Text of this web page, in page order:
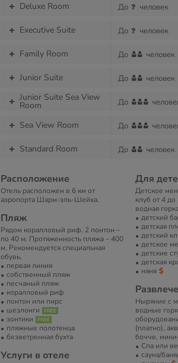
Deluxe Room До человек
Executive Suite До человек
Family Room До человек
Junior Suite До человек
Junior Suite Sea View
Room До
Sea View Room До
Standard Room До человек
Расположение
Отель расположен в 6 км от
аэропорта Шарм-эль-Шейха.
Пляж
Рядом коралловый риф. 2 понтон –
по 40 м. Протяженность пляжа – 400
м. Рекомендуется специальная
обувь.
первая линия
собственный пляж
песчаный пляж
коралловый риф
понтон или пирс
шезлонги
зонтики
пляжные полотенца
безветренная бухта
Услуги в отеле
Для
Детское
клуб от 4
водная
детский
детская
детский
детское
детские
детская
няня
Ныряние с
водные
(платно),
бочче,
Спа или
сауна/